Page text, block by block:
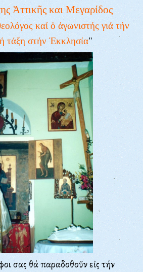
Ἀττικῆς και Μεγαρίδος
καί ὁ ἀγωνιστής γιά τήν
τάξη στήν Ἐκκλησία"
σας θά παραδοθοῦν εἰς τήν